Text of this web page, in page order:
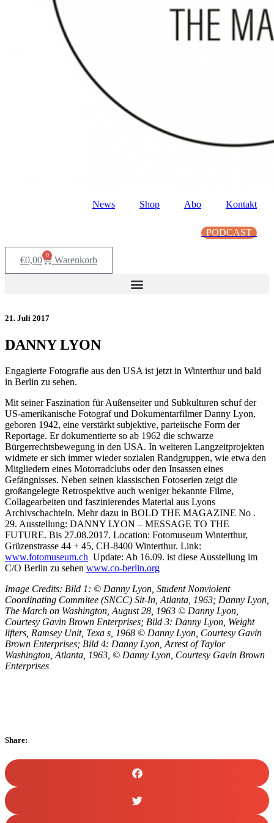
News Shop Abo Kontakt
PODCAST
€0,00 0 Warenkorb
21. Juli 2017
DANNY LYON
Engagierte Fotografie aus den USA ist jetzt in Winterthur und bald
in Berlin zu sehen.
Mit seiner Faszination für Außenseiter und Subkulturen schuf der
US-amerikanische Fotograf und Dokumentarfilmer Danny Lyon,
geboren 1942, eine verstärkt subjektive, parteiische Form der
Reportage. Er dokumentierte so ab 1962 die schwarze
Bürgerrechtsbewegung in den USA. In weiteren Langzeitprojekten
widmete er sich immer wieder sozialen Randgruppen, wie etwa den
Mitgliedern eines Motorradclubs oder den Insassen eines
Gefängnisses. Neben seinen klassischen Fotoserien zeigt die
großangelegte Retrospektive auch weniger bekannte Filme,
Collagearbeiten und faszinierendes Material aus Lyons
Archivschachteln. Mehr dazu in BOLD THE MAGAZINE No .
29. Ausstellung: DANNY LYON – MESSAGE TO THE
FUTURE. Bis 27.08.2017. Location: Fotomuseum Winterthur,
Grüzenstrasse 44 + 45, CH-8400 Winterthur. Link:
www.fotomuseum.ch Update: Ab 16.09. ist diese Ausstellung im
C/O Berlin zu sehen www.co-berlin.org
Image Credits: Bild 1: © Danny Lyon, Student Nonviolent
Coordinating Commitee (SNCC) Sit-In, Atlanta, 1963; Danny Lyon,
The March on Washington, August 28, 1963 © Danny Lyon,
Courtesy Gavin Brown Enterprises; Bild 3: Danny Lyon, Weight
lifters, Ramsey Unit, Texa s, 1968 © Danny Lyon, Courtesy Gavin
Brown Enterprises; Bild 4: Danny Lyon, Arrest of Taylor
Washington, Atlanta, 1963, © Danny Lyon, Courtesy Gavin Brown
Enterprises
Share: